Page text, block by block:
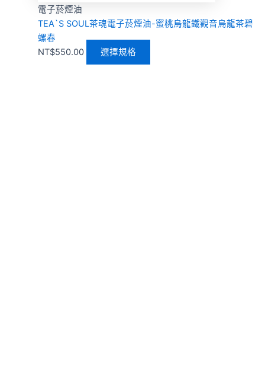
電子菸煙油
TEA`S SOUL茶魂電子菸煙油-蜜桃烏龍鐵觀音烏龍茶碧
螺春
NT$550.00 選擇規格